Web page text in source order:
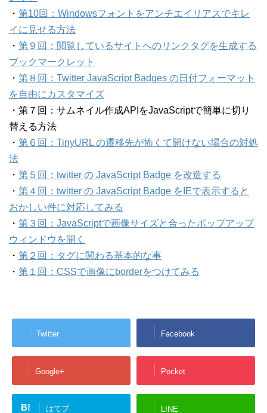
・ 第10回：Windowsフォントをアンチエイリアスでキレ
イに見せる方法
・ 第９回：閲覧しているサイトへのリンクタグを生成する
ブックマークレット
・ 第８回：Twitter JavaScript Badges の日付フォーマット
を自由にカスタマイズ
・第７回：サムネイル作成APIをJavaScriptで簡単に切り
替える方法
・ 第６回：TinyURL の遷移先が怖くて開けない場合の対処
法
・ 第５回：twitter の JavaScript Badge を改造する
・ 第４回：twitter の JavaScript Badge をIEで表示すると
おかしい件に対応してみる
・ 第３回：JavaScriptで画像サイズと合ったポップアップ
ウィンドウを開く
・ 第２回： タグに関わる基本的な事
・ 第１回：CSSで画像にborderをつけてみる
Twitter Facebook
Google+ Pocket
B! はてブ LINE